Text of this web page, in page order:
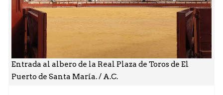
Entrada al albero de la Real Plaza de Toros de El
Puerto de Santa María. / A.C.